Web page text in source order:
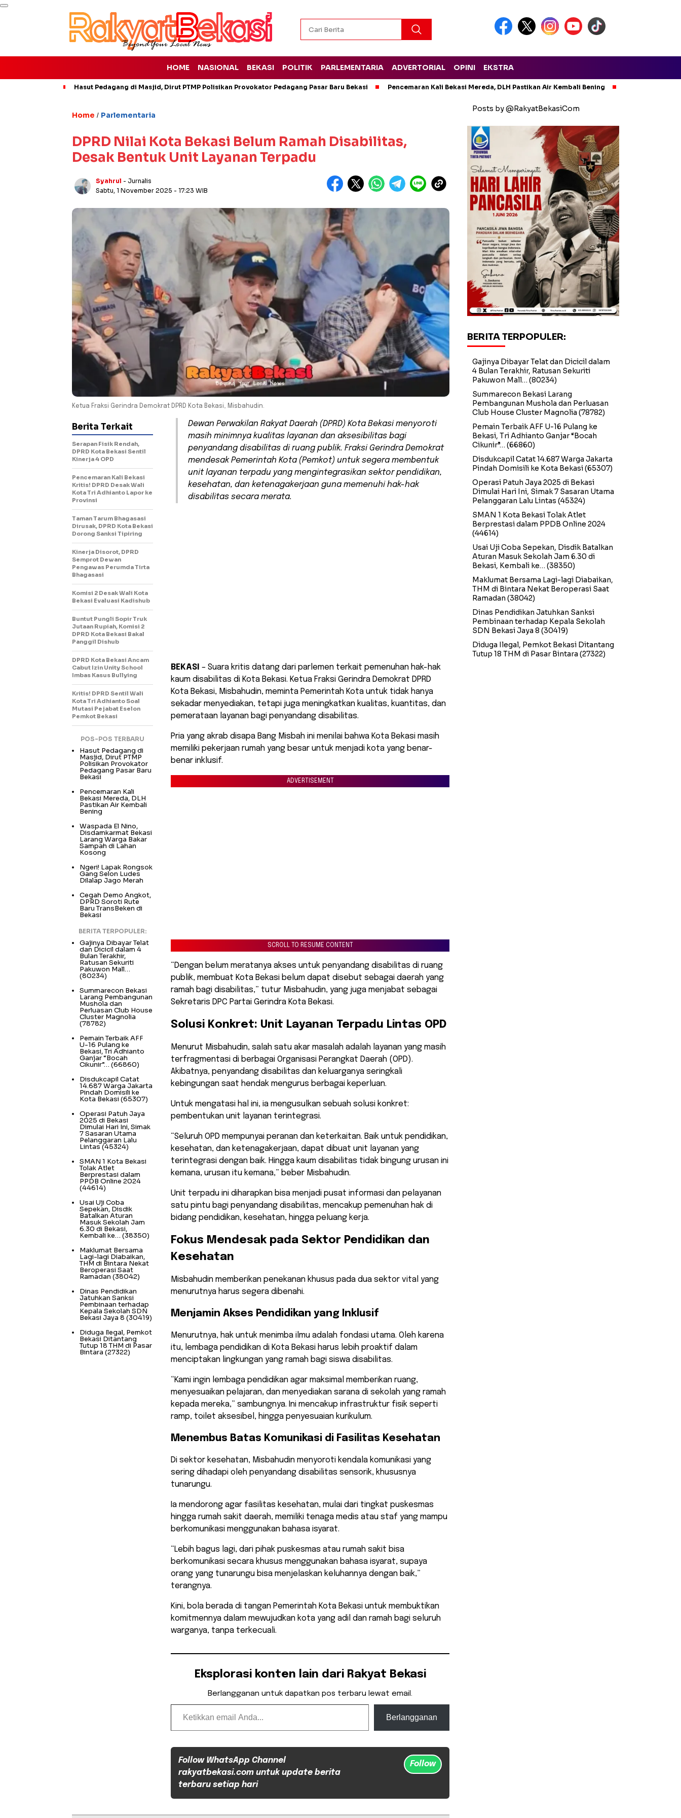
HOME NASIONAL BEKASI POLITIK PARLEMENTARIA ADVERTORIAL OPINI EKSTRA
Hasut Pedagang di Masjid, Dirut PTMP Polisikan Provokator Pedagang Pasar Baru Bekasi Pencemaran Kali Bekasi Mereda, DLH Pastikan Air Kembali Bening
Home / Parlementaria
DPRD Nilai Kota Bekasi Belum Ramah Disabilitas,
Desak Bentuk Unit Layanan Terpadu
Syahrul - Jurnalis
Sabtu, 1 November 2025 - 17:23 WIB
Ketua Fraksi Gerindra Demokrat DPRD Kota Bekasi, Misbahudin.
Dewan Perwakilan Rakyat Daerah (DPRD) Kota Bekasi menyoroti
masih minimnya kualitas layanan dan aksesibilitas bagi
penyandang disabilitas di ruang publik. Fraksi Gerindra Demokrat
mendesak Pemerintah Kota (Pemkot) untuk segera membentuk
unit layanan terpadu yang mengintegrasikan sektor pendidikan,
kesehatan, dan ketenagakerjaan guna memenuhi hak-hak
disabilitas secara merata.
BEKASI – Suara kritis datang dari parlemen terkait pemenuhan hak-hak
kaum disabilitas di Kota Bekasi. Ketua Fraksi Gerindra Demokrat DPRD
Kota Bekasi, Misbahudin, meminta Pemerintah Kota untuk tidak hanya
sekadar menyediakan, tetapi juga meningkatkan kualitas, kuantitas, dan
pemerataan layanan bagi penyandang disabilitas.
​Pria yang akrab disapa Bang Misbah ini menilai bahwa Kota Bekasi masih
memiliki pekerjaan rumah yang besar untuk menjadi kota yang benar-
benar inklusif.
ADVERTISEMENT
SCROLL TO RESUME CONTENT
​“Dengan belum meratanya akses untuk penyandang disabilitas di ruang
publik, membuat Kota Bekasi belum dapat disebut sebagai daerah yang
ramah bagi disabilitas,” tutur Misbahudin, yang juga menjabat sebagai
Sekretaris DPC Partai Gerindra Kota Bekasi.
Solusi Konkret: Unit Layanan Terpadu Lintas OPD
​Menurut Misbahudin, salah satu akar masalah adalah layanan yang masih
terfragmentasi di berbagai Organisasi Perangkat Daerah (OPD).
Akibatnya, penyandang disabilitas dan keluarganya seringkali
kebingungan saat hendak mengurus berbagai keperluan.
​Untuk mengatasi hal ini, ia mengusulkan sebuah solusi konkret:
pembentukan unit layanan terintegrasi.
​“Seluruh OPD mempunyai peranan dan keterkaitan. Baik untuk pendidikan,
kesehatan, dan ketenagakerjaan, dapat dibuat unit layanan yang
terintegrasi dengan baik. Hingga kaum disabilitas tidak bingung urusan ini
kemana, urusan itu kemana,” beber Misbahudin.
​Unit terpadu ini diharapkan bisa menjadi pusat informasi dan pelayanan
satu pintu bagi penyandang disabilitas, mencakup pemenuhan hak di
bidang pendidikan, kesehatan, hingga peluang kerja.
Fokus Mendesak pada Sektor Pendidikan dan
Kesehatan
​Misbahudin memberikan penekanan khusus pada dua sektor vital yang
menurutnya harus segera dibenahi.
Menjamin Akses Pendidikan yang Inklusif
​Menurutnya, hak untuk menimba ilmu adalah fondasi utama. Oleh karena
itu, lembaga pendidikan di Kota Bekasi harus lebih proaktif dalam
menciptakan lingkungan yang ramah bagi siswa disabilitas.
​“Kami ingin lembaga pendidikan agar maksimal memberikan ruang,
menyesuaikan pelajaran, dan menyediakan sarana di sekolah yang ramah
kepada mereka,” sambungnya. Ini mencakup infrastruktur fisik seperti
ramp, toilet aksesibel, hingga penyesuaian kurikulum.
Menembus Batas Komunikasi di Fasilitas Kesehatan
​Di sektor kesehatan, Misbahudin menyoroti kendala komunikasi yang
sering dihadapi oleh penyandang disabilitas sensorik, khususnya
tunarungu.
Ia mendorong agar fasilitas kesehatan, mulai dari tingkat puskesmas
hingga rumah sakit daerah, memiliki tenaga medis atau staf yang mampu
berkomunikasi menggunakan bahasa isyarat.
​“Lebih bagus lagi, dari pihak puskesmas atau rumah sakit bisa
berkomunikasi secara khusus menggunakan bahasa isyarat, supaya
orang yang tunarungu bisa menjelaskan keluhannya dengan baik,”
terangnya.
​Kini, bola berada di tangan Pemerintah Kota Bekasi untuk membuktikan
komitmennya dalam mewujudkan kota yang adil dan ramah bagi seluruh
warganya, tanpa terkecuali.
Eksplorasi konten lain dari Rakyat Bekasi
Berlangganan untuk dapatkan pos terbaru lewat email.
Ketikkan email Anda...
Berlangganan
Follow WhatsApp Channel
rakyatbekasi.com untuk update berita
terbaru setiap hari
Follow
Berita Terkait
Serapan Fisik Rendah,
DPRD Kota Bekasi Sentil
Kinerja 4 OPD
Pencemaran Kali Bekasi
Kritis! DPRD Desak Wali
Kota Tri Adhianto Lapor ke
Provinsi
Taman Tarum Bhagasasi
Dirusak, DPRD Kota Bekasi
Dorong Sanksi Tipiring
Kinerja Disorot, DPRD
Semprot Dewan
Pengawas Perumda Tirta
Bhagasasi
Komisi 2 Desak Wali Kota
Bekasi Evaluasi Kadishub
Buntut Pungli Sopir Truk
Jutaan Rupiah, Komisi 2
DPRD Kota Bekasi Bakal
Panggil Dishub
DPRD Kota Bekasi Ancam
Cabut Izin Unity School
Imbas Kasus Bullying
Kritis! DPRD Sentil Wali
Kota Tri Adhianto Soal
Mutasi Pejabat Eselon
Pemkot Bekasi
POS-POS TERBARU
Hasut Pedagang di
Masjid, Dirut PTMP
Polisikan Provokator
Pedagang Pasar Baru
Bekasi
Pencemaran Kali
Bekasi Mereda, DLH
Pastikan Air Kembali
Bening
Waspada El Nino,
Disdamkarmat Bekasi
Larang Warga Bakar
Sampah di Lahan
Kosong
Ngeri! Lapak Rongsok
Gang Selon Ludes
Dilalap Jago Merah
Cegah Demo Angkot,
DPRD Soroti Rute
Baru TransBeken di
Bekasi
BERITA TERPOPULER:
Gajinya Dibayar Telat
dan Dicicil dalam 4
Bulan Terakhir,
Ratusan Sekuriti
Pakuwon Mall…
(80234)
Summarecon Bekasi
Larang Pembangunan
Mushola dan
Perluasan Club House
Cluster Magnolia
(78782)
Pemain Terbaik AFF
U-16 Pulang ke
Bekasi, Tri Adhianto
Ganjar “Bocah
Cikunir”… (66860)
Disdukcapil Catat
14.687 Warga Jakarta
Pindah Domisili ke
Kota Bekasi (65307)
Operasi Patuh Jaya
2025 di Bekasi
Dimulai Hari Ini, Simak
7 Sasaran Utama
Pelanggaran Lalu
Lintas(45324)
SMAN 1 Kota Bekasi
Tolak Atlet
Berprestasi dalam
PPDB Online 2024
(44614)
Usai Uji Coba
Sepekan, Disdik
Batalkan Aturan
Masuk Sekolah Jam
6.30 di Bekasi,
Kembali ke… (38350)
Maklumat Bersama
Lagi-lagi Diabaikan,
THM di Bintara Nekat
Beroperasi Saat
Ramadan (38042)
Dinas Pendidikan
Jatuhkan Sanksi
Pembinaan terhadap
Kepala Sekolah SDN
Bekasi Jaya 8 (30419)
Diduga Ilegal, Pemkot
Bekasi Ditantang
Tutup 18 THM di Pasar
Bintara (27322)
Posts by @RakyatBekasiCom
BERITA TERPOPULER:
Gajinya Dibayar Telat dan Dicicil dalam
4 Bulan Terakhir, Ratusan Sekuriti
Pakuwon Mall… (80234)
Summarecon Bekasi Larang
Pembangunan Mushola dan Perluasan
Club House Cluster Magnolia (78782)
Pemain Terbaik AFF U-16 Pulang ke
Bekasi, Tri Adhianto Ganjar “Bocah
Cikunir”… (66860)
Disdukcapil Catat 14.687 Warga Jakarta
Pindah Domisili ke Kota Bekasi(65307)
Operasi Patuh Jaya 2025 di Bekasi
Dimulai Hari Ini, Simak 7 Sasaran Utama
Pelanggaran Lalu Lintas (45324)
SMAN 1 Kota Bekasi Tolak Atlet
Berprestasi dalam PPDB Online 2024
(44614)
Usai Uji Coba Sepekan, Disdik Batalkan
Aturan Masuk Sekolah Jam 6.30 di
Bekasi, Kembali ke… (38350)
Maklumat Bersama Lagi-lagi Diabaikan,
THM di Bintara Nekat Beroperasi Saat
Ramadan (38042)
Dinas Pendidikan Jatuhkan Sanksi
Pembinaan terhadap Kepala Sekolah
SDN Bekasi Jaya 8 (30419)
Diduga Ilegal, Pemkot Bekasi Ditantang
Tutup 18 THM di Pasar Bintara (27322)